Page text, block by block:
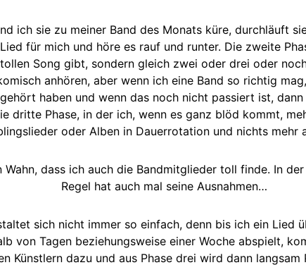
ich sie zu meiner Band des Monats küre, durchläuft
für mich und höre es rauf und runter. Die zweite
Song gibt, sondern gleich zwei oder drei oder
anhören, aber wenn ich eine Band so richtig
haben und wenn das noch nicht passiert ist,
dritte Phase, in der ich, wenn es ganz blöd kommt,
oder Alben in Dauerrotation und nichts mehr
dass ich auch die Bandmitglieder toll finde. In
Regel hat auch mal seine Ausnahmen…
sich nicht immer so einfach, denn bis ich ein Lied
von Tagen beziehungsweise einer Woche abspielt,
Künstlern dazu und aus Phase drei wird dann langsam